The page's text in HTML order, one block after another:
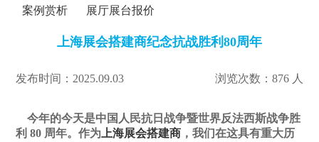
案例赏析 展厅展台报价
上海展会搭建商纪念抗战胜利80周年
发布时间：2025.09.03 浏览次数：876 人
今年的今天是中国人民抗日战争暨世界反法西斯战争胜
利 80 周年。作为上海展会搭建商 ，我们在这具有重大历